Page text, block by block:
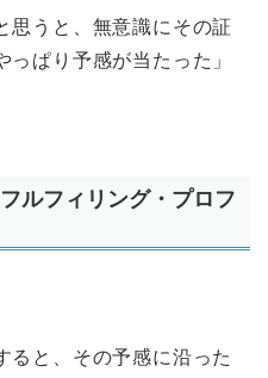
思うと、無意識にその証
ぱり予感が当たった」
ルフィリング・プロフ
ると、その予感に沿った